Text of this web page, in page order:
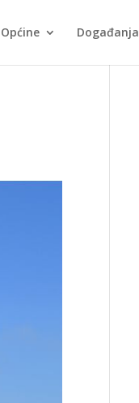
Općine Događanja